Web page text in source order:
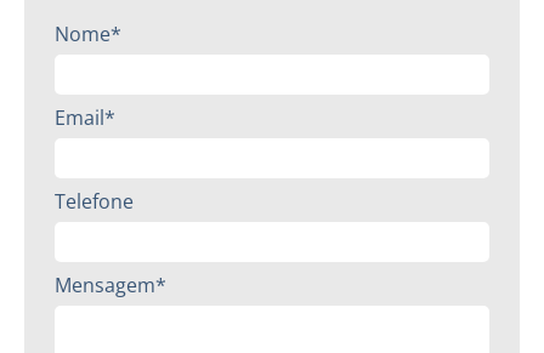
Nome*
Email*
Telefone
Mensagem*